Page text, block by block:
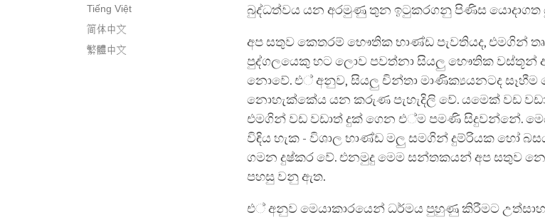
Tiếng Việt
简体中文
繁體中文
බුද්ධත්වය යන අරමුණු තුන ඉටුකරගනු පිණිස යොදාගත
අප සතුව කෙතරම් භෞතික භාණ්ඩ පැවතියද, එමගින්
පුද්ගලයෙකු හට ලොව පවත්නා සියලු භෞතික වස්තූන්
නොවේ. එ් අනුව, සියලු චින්තා මාණික්‍යයනටද සෑහීම
නොහැක්කේය යන කරුණ පැහැදිලි වේ. යමෙක් වඩ
එමගින් වඩ වඩාත් දුක් ගෙන එ්ම පමණි සිදුවන්නේ.
විඳිය හැක - විශාල භාණ්ඩ මලු සමගින් දුම්රියක හෝ
ගමන දුෂ්කර වේ. එනමුදු මෙම සන්තකයන් අප සතුව
පහසු වනු ඇත.
එ් අනුව මෙයාකාරයෙන් ධර්මය පුහුණු කිරීමට